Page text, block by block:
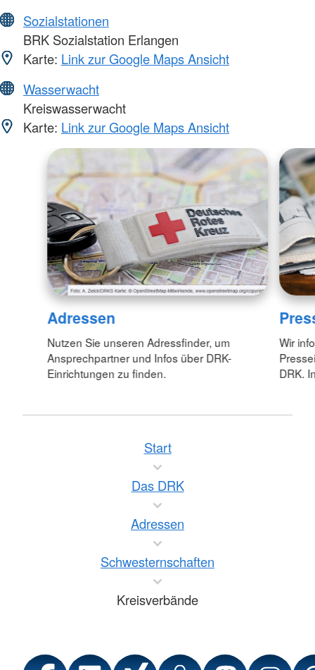
Sozialstationen
BRK Sozialstation Erlangen
Karte: Link zur Google Maps Ansicht
Wasserwacht
Kreiswasserwacht
Karte: Link zur Google Maps Ansicht
Adressen
Nutzen Sie unseren Adressfinder, um
Ansprechpartner und Infos über DRK-
Einrichtungen zu finden.
Wir
DRK.
Start
Das DRK
Adressen
Schwesternschaften
Kreisverbände